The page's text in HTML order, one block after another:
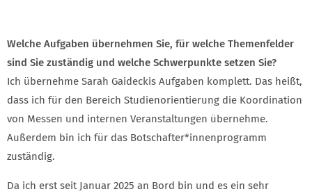
Welche Aufgaben übernehmen Sie, für welche Themenfelder
sind Sie zuständig und welche Schwerpunkte setzen Sie?
Ich übernehme Sarah Gaideckis Aufgaben komplett. Das heißt,
dass ich für den Bereich Studienorientierung die Koordination
von Messen und internen Veranstaltungen übernehme.
Außerdem bin ich für das Botschafter*innenprogramm
zuständig.
Da ich erst seit Januar 2025 an Bord bin und es ein sehr